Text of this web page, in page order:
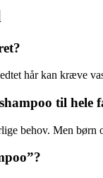
hår kan kræve
til hele
behov. Men børn